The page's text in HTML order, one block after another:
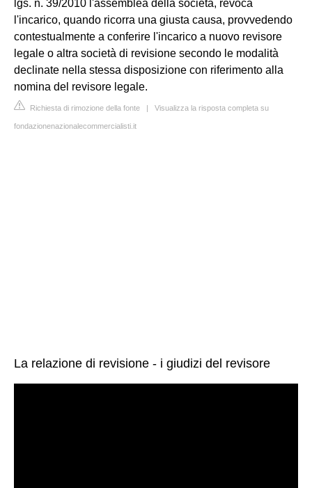
lgs. n. 39/2010 l'assemblea della società, revoca
l'incarico, quando ricorra una giusta causa, provvedendo
contestualmente a conferire l'incarico a nuovo revisore
legale o altra società di revisione secondo le modalità
declinate nella stessa disposizione con riferimento alla
nomina del revisore legale.
Richiesta di rimozione della fonte | Visualizza la risposta completa su
fondazionenazionalecommercialisti.it
La relazione di revisione - i giudizi del revisore